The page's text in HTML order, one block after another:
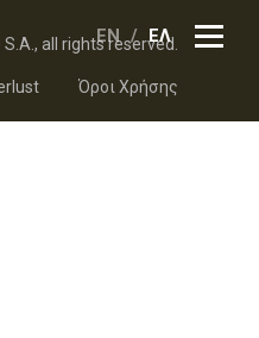
EN ΕΛ
all rights reserved.
Όροι Χρήσης